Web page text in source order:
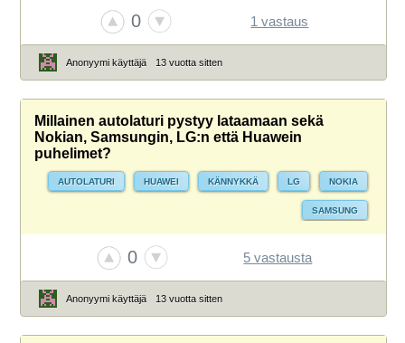
0 1 vastaus
Anonyymi käyttäjä 13 vuotta sitten
Millainen autolaturi pystyy lataamaan sekä
Nokian, Samsungin, LG:n että Huawein
puhelimet?
AUTOLATURI HUAWEI KÄNNYKKÄ LG NOKIA
SAMSUNG
0 5 vastausta
Anonyymi käyttäjä 13 vuotta sitten